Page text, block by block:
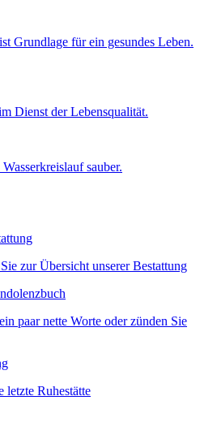
Grundlage für ein gesundes Leben.
Dienst der Lebensqualität.
sauber.
zur Übersicht unserer Bestattung
paar nette Worte oder zünden Sie
letzte Ruhestätte